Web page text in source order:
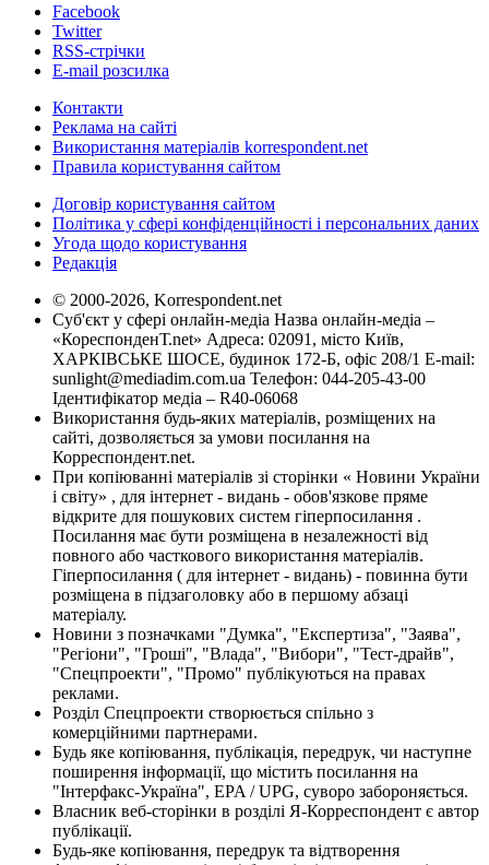
Facebook
Twitter
RSS-стрічки
E-mail розсилка
Контакти
Реклама на сайті
Використання матеріалів korrespondent.net
Правила користування сайтом
Договір користування сайтом
Політика у сфері конфіденційності і персональних даних
Угода щодо користування
Редакція
© 2000-2026, Korrespondent.net
Суб'єкт у сфері онлайн-медіа Назва онлайн-медіа –
«КореспонденТ.net» Адреса: 02091, місто Київ,
ХАРКІВСЬКЕ ШОСЕ, будинок 172-Б, офіс 208/1 E-mail:
sunlight@mediadim.com.ua Телефон: 044-205-43-00
Ідентифікатор медіа – R40-06068
Використання будь-яких матеріалів, розміщених на
сайті, дозволяється за умови посилання на
Корреспондент.net.
При копіюванні матеріалів зі сторінки « Новини України
і світу» , для інтернет - видань - обов'язкове пряме
відкрите для пошукових систем гіперпосилання .
Посилання має бути розміщена в незалежності від
повного або часткового використання матеріалів.
Гіперпосилання ( для інтернет - видань) - повинна бути
розміщена в підзаголовку або в першому абзаці
матеріалу.
Новини з позначками "Думка", "Експертиза", "Заява",
"Регіони", "Гроші", "Влада", "Вибори", "Тест-драйв",
"Спецпроекти", "Промо" публікуються на правах
реклами.
Розділ Спецпроекти створюється спільно з
комерційними партнерами.
Будь яке копіювання, публікація, передрук, чи наступне
поширення інформації, що містить посилання на
"Інтерфакс-Україна", EPA / UPG, суворо забороняється.
Власник веб-сторінки в розділі Я-Корреспондент є автор
публікації.
Будь-яке копіювання, передрук та відтворення